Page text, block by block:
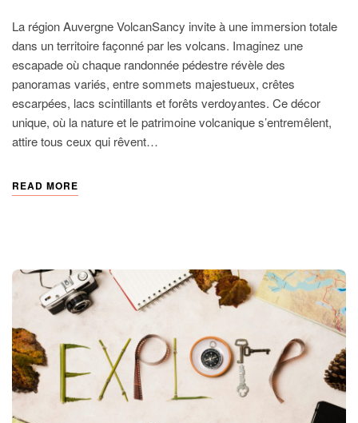
La région Auvergne VolcanSancy invite à une immersion totale
dans un territoire façonné par les volcans. Imaginez une
escapade où chaque randonnée pédestre révèle des
panoramas variés, entre sommets majestueux, crêtes
escarpées, lacs scintillants et forêts verdoyantes. Ce décor
unique, où la nature et le patrimoine volcanique s’entremêlent,
attire tous ceux qui rêvent…
READ MORE